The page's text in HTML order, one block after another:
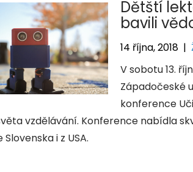
Dětští
bavili
14 října, 2018 |
V sobotu 13.
Západočeské
konference
vzdělávání. Konference nabídla
i z USA.